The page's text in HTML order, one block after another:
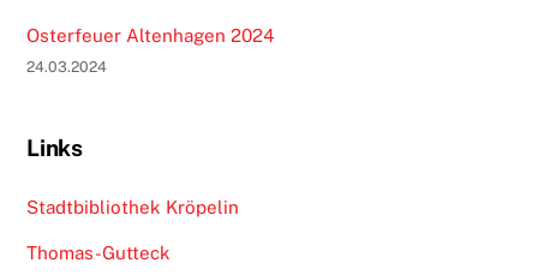
Osterfeuer Altenhagen 2024
24.03.2024
Links
Stadtbibliothek Kröpelin
Thomas-Gutteck